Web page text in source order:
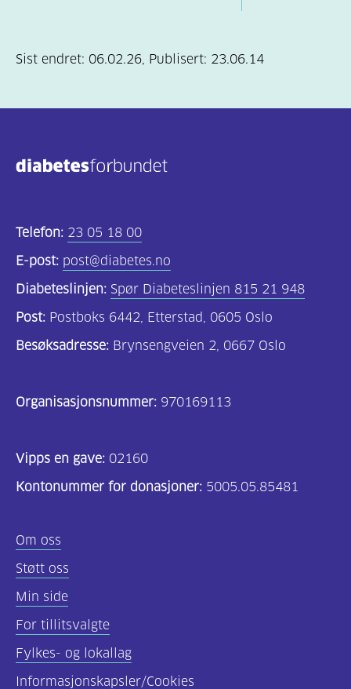
Sist endret: 06.02.26, Publisert: 23.06.14
Telefon: 23 05 18 00
E-post: post@diabetes.no
Diabeteslinjen: Spør Diabeteslinjen 815 21 948
Post: Postboks 6442, Etterstad, 0605 Oslo
Besøksadresse: Brynsengveien 2, 0667 Oslo
Organisasjonsnummer: 970169113
Vipps en gave: 02160
Kontonummer for donasjoner: 5005.05.85481
Om oss
Støtt oss
Min side
For tillitsvalgte
Fylkes- og lokallag
Informasjonskapsler/Cookies